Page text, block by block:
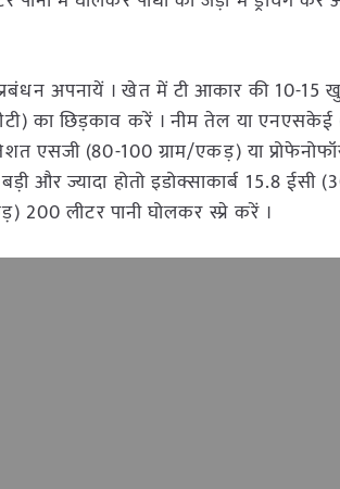
अपनायें । खेत में टी आकार की 10-15
का छिड़काव करें । नीम तेल या एनएसकेई
एसजी (80-100 ग्राम/एकड़) या
और ज्यादा होतो इडोक्साकार्ब 15.8 ईसी
200 लीटर पानी घोलकर स्प्रे करें ।